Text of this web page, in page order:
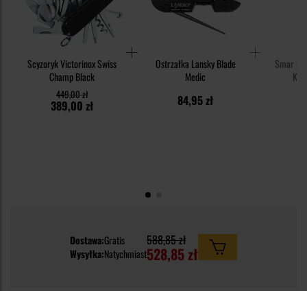
Scyzoryk Victorinox Swiss
Champ Black
389,00 zł
449,00 zł
Ostrzałka Lansky Blade
Medic
84,95 zł
Smar
Dostawa:Gratis
Wysyłka:Natychmiast
588,85 zł
528,85 zł